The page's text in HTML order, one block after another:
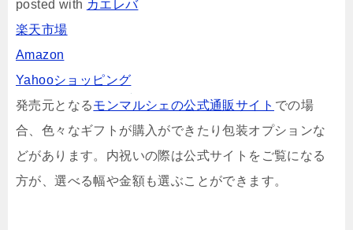
posted with カエレバ
楽天市場
Amazon
Yahooショッピング
発売元となるモンマルシェの公式通販サイト での場
合、色々なギフトが購入ができたり包装オプションな
どがあります。内祝いの際は公式サイトをご覧になる
方が、選べる幅や金額も選ぶことができます。